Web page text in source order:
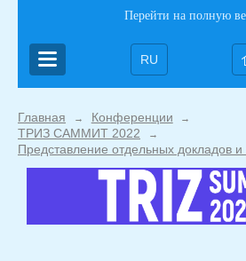
Перейти на полную
RU
Главная → Конференции →
ТРИЗ САММИТ 2022 →
Представление отдельных докладов и